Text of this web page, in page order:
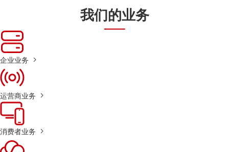
我们的业务
企业业务
运营商业务
消费者业务